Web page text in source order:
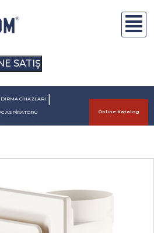
SATIŞ
CİHAZLARI |
ASPİRATÖRÜ Online Katalog